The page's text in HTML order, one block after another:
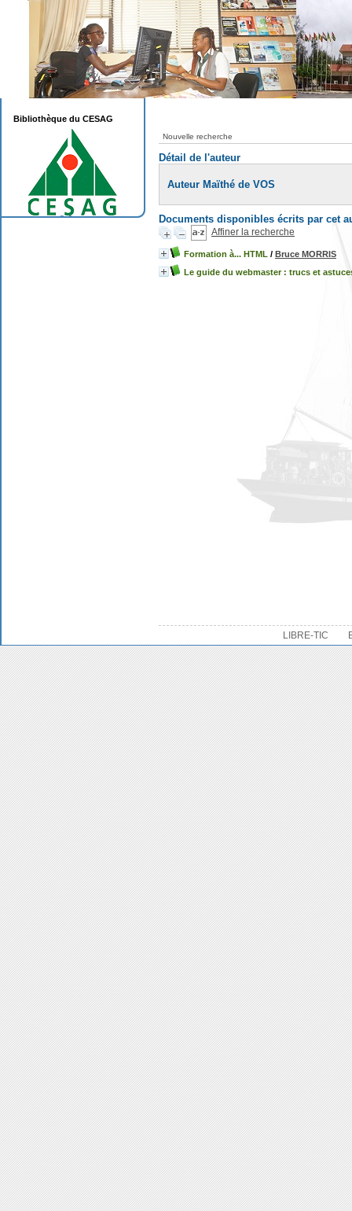
Nouvelle recherche
Détail de l'auteur
Auteur Maïthé de VOS
Documents disponibles écrits par cet
Affiner la recherche
Formation à... HTML / Bruce MORRIS
Le guide du webmaster : trucs et
LIBRE-TIC
Bibliothèque du CESAG